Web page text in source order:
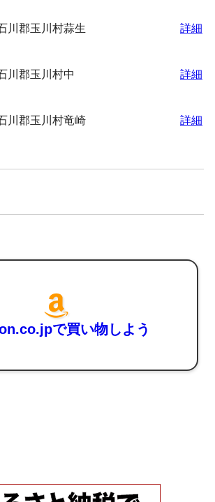
川郡玉川村蒜生 詳細
川郡玉川村中 詳細
川郡玉川村竜崎 詳細
で買い物しよう